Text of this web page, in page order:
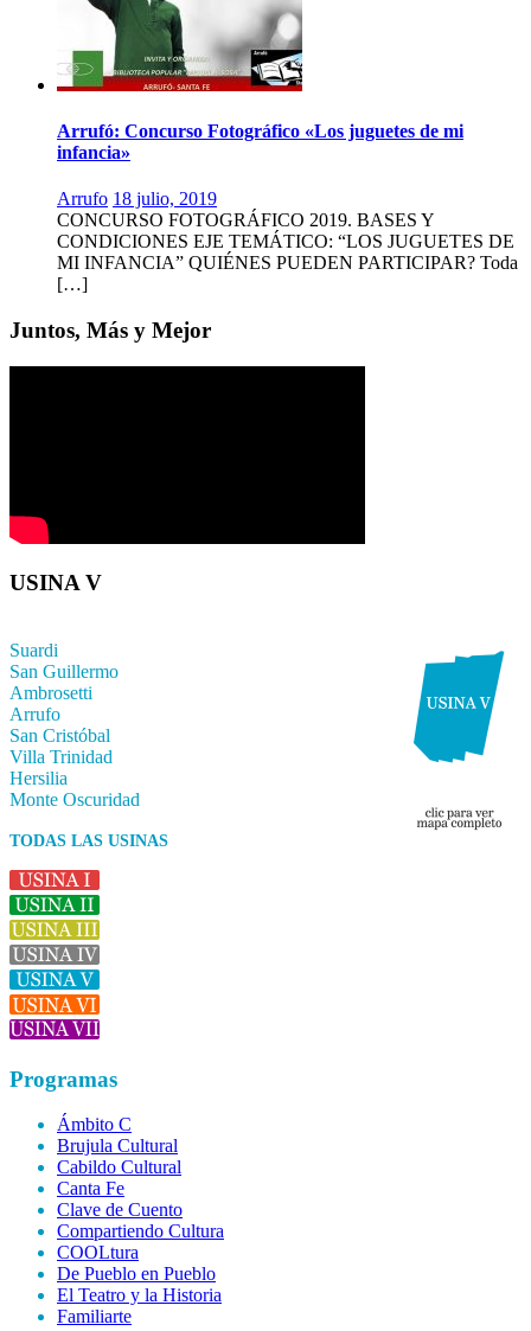
Arrufó: Concurso Fotográfico «Los juguetes de mi
infancia»
Arrufo 18 julio, 2019
CONCURSO FOTOGRÁFICO 2019. BASES Y
CONDICIONES EJE TEMÁTICO: “LOS JUGUETES DE
MI INFANCIA” QUIÉNES PUEDEN PARTICIPAR? Toda
[…]
Juntos, Más y Mejor
USINA V
Suardi
San Guillermo
Ambrosetti
Arrufo
San Cristóbal
Villa Trinidad
Hersilia
Monte Oscuridad
TODAS LAS USINAS
Programas
Ámbito C
Brujula Cultural
Cabildo Cultural
Canta Fe
Clave de Cuento
Compartiendo Cultura
COOLtura
De Pueblo en Pueblo
El Teatro y la Historia
Familiarte